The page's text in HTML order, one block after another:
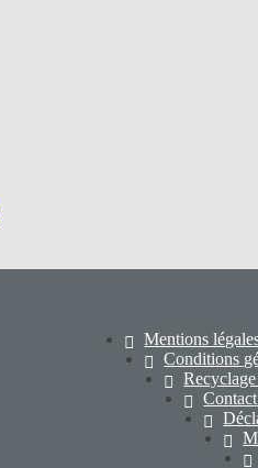
Mentions
Conditions